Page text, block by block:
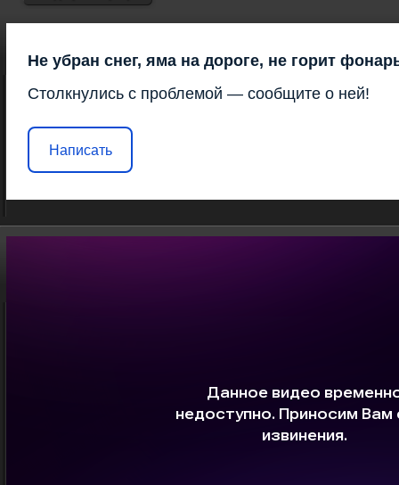
Не убран снег, яма на дороге, не горит
Столкнулись с проблемой — сообщите о ней!
Написать